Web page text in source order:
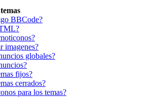
BBCode?
imagenes?
globales?
fijos?
cerrados?
para los temas?